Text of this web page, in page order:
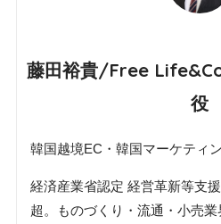
藤田裕貴/Free
役
韓国越境EC・韓国マーケティ
経済産業省認定 経営革新等支
超。ものづくり・流通・小売業